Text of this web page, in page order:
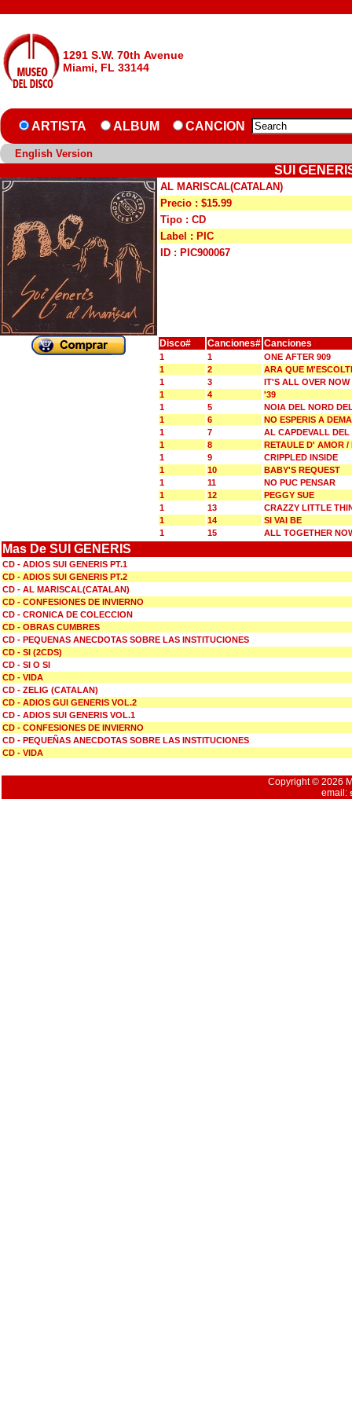
1291 S.W. 70th Avenue
Miami, FL 33144
ARTISTA ALBUM CANCION
English Version
SUI
AL MARISCAL(CATALAN)
Precio : $15.99
Tipo : CD
Label : PIC
ID : PIC900067
Disco# Canciones# Canciones
1 1
ONE AFTER 909
1
2
ARA QUE
1
3
IT'S ALL OVER NOW
1
4
'39
1
5
NOIA DEL NORD
1
6
NO ESPERIS A DEMA
1
7
AL CAPDEVALL DEL
1
8
RETAULE D' AMOR
1
9
CRIPPLED INSIDE
1
10
BABY'S REQUEST
1
11
NO PUC PENSAR
1
12
PEGGY SUE
1
13
CRAZZY LITTLE
1
14
SI VAI BE
1
15 ALL TOGETHER
Mas De SUI GENERIS
CD - ADIOS SUI GENERIS PT.1
CD - ADIOS SUI GENERIS PT.2
CD - AL MARISCAL(CATALAN)
CD - CONFESIONES DE INVIERNO
CD - CRONICA DE COLECCION
CD - OBRAS CUMBRES
CD - PEQUENAS ANECDOTAS SOBRE LAS INSTITUCIONES
CD - SI (2CDS)
CD - SI O SI
CD - VIDA
CD - ZELIG (CATALAN)
CD - ADIOS GUI GENERIS VOL.2
CD - ADIOS SUI GENERIS VOL.1
CD - CONFESIONES DE INVIERNO
CD - PEQUEÑAS ANECDOTAS SOBRE LAS INSTITUCIONES
CD - VIDA
Copyright © 2026
email: